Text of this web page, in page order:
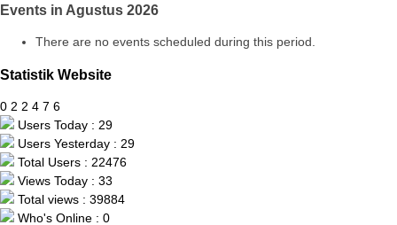
Events in Agustus 2026
There are no events scheduled during this period.
Statistik Website
0 2 2 4 7 6
Users Today : 29
Users Yesterday : 29
Total Users : 22476
Views Today : 33
Total views : 39884
Who's Online : 0